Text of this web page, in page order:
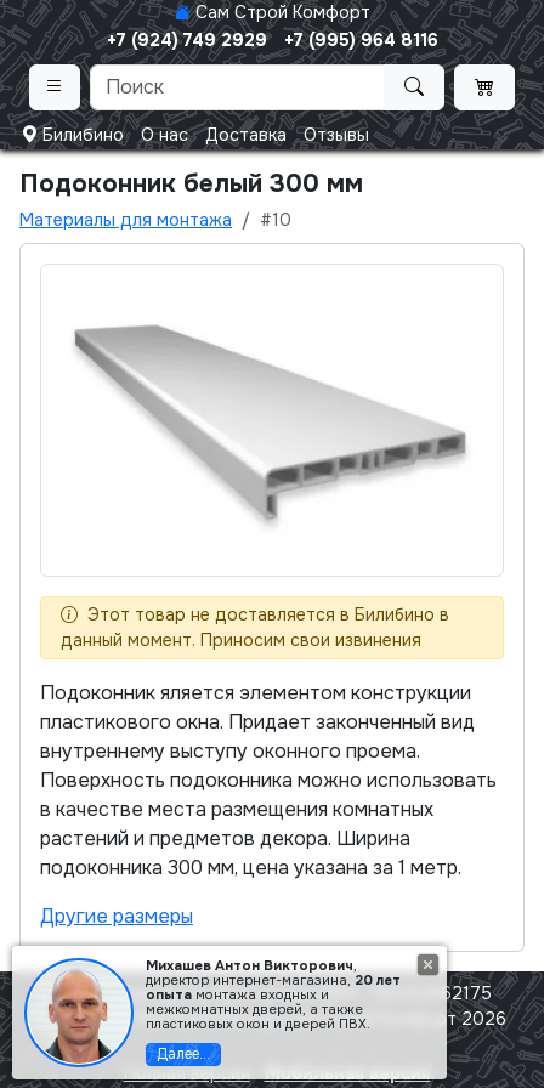
Сам Строй Комфорт
+7 (924) 749 2929
+7 (995) 964 8116
Билибино О нас Доставка Отзывы
Подоконник белый 300 мм
Материалы для монтажа #10
Этот товар не доставляется в Билибино в
данный момент. Приносим свои извинения
Подоконник яляется элементом конструкции
пластикового окна. Придает законченный вид
внутреннему выступу оконного проема.
Поверхность подоконника можно использовать
в качестве места размещения комнатных
растений и предметов декора. Ширина
подоконника 300 мм, цена указана за 1 метр.
Другие размеры
ИП Михашев Антон Викторович ИНН: 790152962175
ОГРН: 322790000001812 © Сам Строй Комфорт 2026
Полная версия Мобильная версия
Михашев Антон Викторович,
директор интернет-магазина, 20 лет
опыта монтажа входных и
межкомнатных дверей, а также
пластиковых окон и дверей ПВХ.
Далее...